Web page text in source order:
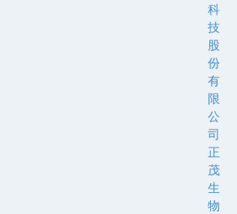
科
技
股
份
有
限
公
司
正
茂
生
物